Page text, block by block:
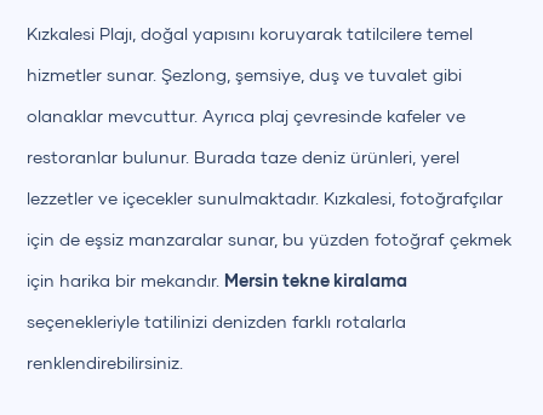
Kızkalesi Plajı, doğal yapısını koruyarak tatilcilere temel
hizmetler sunar. Şezlong, şemsiye, duş ve tuvalet gibi
olanaklar mevcuttur. Ayrıca plaj çevresinde kafeler ve
restoranlar bulunur. Burada taze deniz ürünleri, yerel
lezzetler ve içecekler sunulmaktadır. Kızkalesi, fotoğrafçılar
için de eşsiz manzaralar sunar, bu yüzden fotoğraf çekmek
için harika bir mekandır. Mersin tekne kiralama
seçenekleriyle tatilinizi denizden farklı rotalarla
renklendirebilirsiniz.